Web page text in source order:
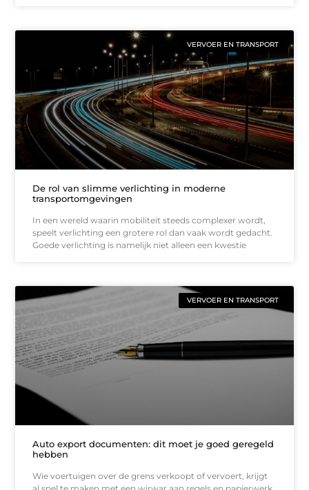
VERVOER EN TRANSPORT
De rol van slimme verlichting in moderne
transportomgevingen
In een wereld waarin mobiliteit steeds complexer wordt,
speelt verlichting een grotere rol dan vaak wordt gedacht.
Goede verlichting is namelijk niet alleen een kwestie
VERVOER EN TRANSPORT
Auto export documenten: dit moet je goed geregeld
hebben
Wie voertuigen over de grens verkoopt of vervoert, krijgt
al snel te maken met een wirwar aan regels en papierwerk.